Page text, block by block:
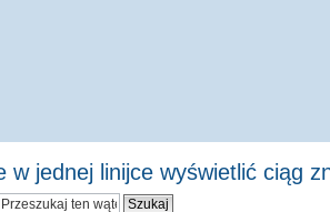
w jednej linijce wyświetlić ciąg